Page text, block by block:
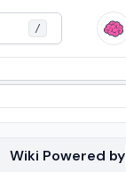
/
Wiki Powered by